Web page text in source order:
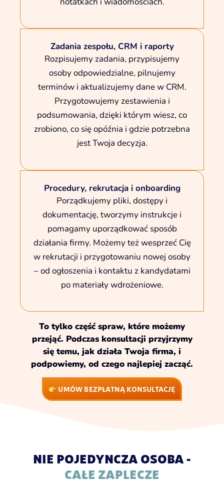
Zadania zespołu, CRM i raporty
Rozpisujemy zadania, przypisujemy
osoby odpowiedzialne, pilnujemy
terminów i aktualizujemy dane w CRM.
Przygotowujemy zestawienia i
podsumowania, dzięki którym wiesz, co
zrobiono, co się opóźnia i gdzie potrzebna
jest Twoja decyzja.
Procedury, rekrutacja i onboarding
Porządkujemy pliki, dostępy i
dokumentację, tworzymy instrukcje i
pomagamy uporządkować sposób
działania firmy. Możemy też wesprzeć Cię
w rekrutacji i przygotowaniu nowej osoby
– od ogłoszenia i kontaktu z kandydatami
po materiały wdrożeniowe.
To tylko część spraw, które możemy
przejąć. Podczas konsultacji przyjrzymy
się temu, jak działa Twoja firma, i
podpowiemy, od czego najlepiej zacząć.
UMÓW BEZPŁATNĄ KONSULTACJĘ
NIE POJEDYNCZA OSOBA -
CAŁE ZAPLECZE